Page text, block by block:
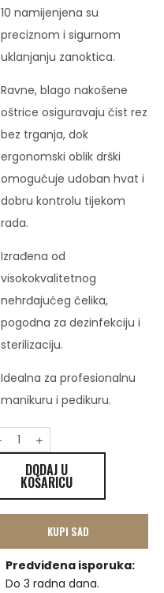
10 namijenjena su
preciznom i sigurnom
uklanjanju zanoktica.
Ravne, blago nakošene
oštrice osiguravaju čist rez
bez trganja, dok
ergonomski oblik drški
omogućuje udoban hvat i
dobru kontrolu tijekom
rada.
Izrađena od
visokokvalitetnog
nehrđajućeg čelika,
pogodna za dezinfekciju i
sterilizaciju.
Idealna za profesionalnu
manikuru i pedikuru.
DODAJ U
KOŠARICU
KUPI SAD
Predviđena isporuka:
Do 3 radna dana.